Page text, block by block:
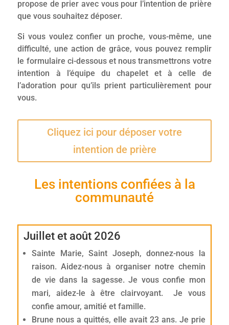
propose de prier avec vous pour l’intention de prière
que vous souhaitez déposer.
Si vous voulez confier un proche, vous-même, une
difficulté, une action de grâce, vous pouvez remplir
le formulaire ci-dessous et nous transmettrons votre
intention à l’équipe du chapelet et à celle de
l’adoration pour qu’ils prient particulièrement pour
vous.
Cliquez ici pour déposer votre
intention de prière
Les intentions confiées à la
communauté
Juillet et août 2026
Sainte Marie, Saint Joseph, donnez-nous la
raison. Aidez-nous à organiser notre chemin
de vie dans la sagesse. Je vous confie mon
mari, aidez-le à être clairvoyant. Je vous
confie amour, amitié et famille.
Brune nous a quittés, elle avait 23 ans. Je prie